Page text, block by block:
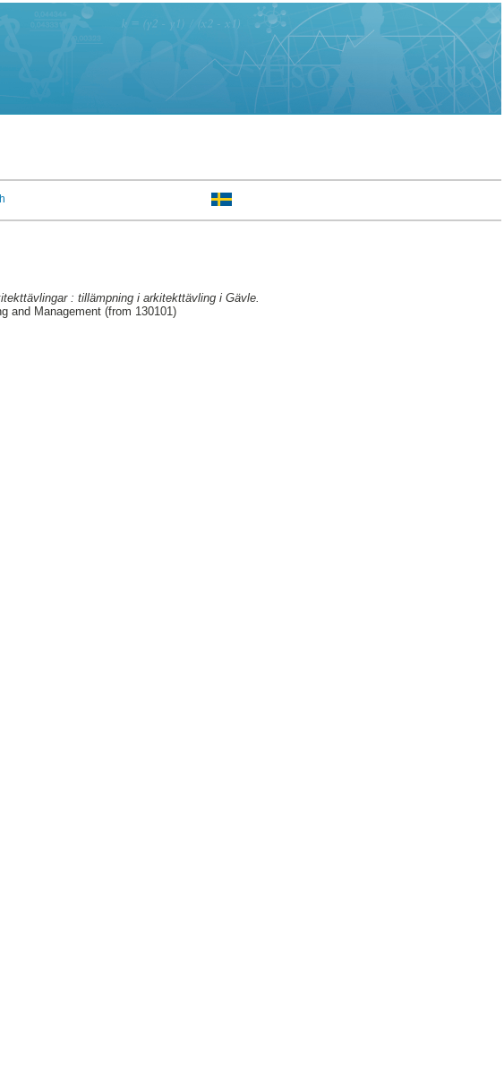
: tillämpning i arkitekttävling i Gävle.
and Management (from 130101)